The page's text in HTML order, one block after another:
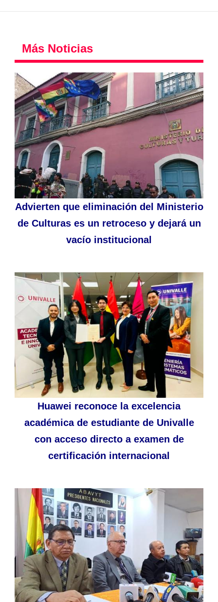
Más Noticias
Advierten que eliminación del Ministerio
de Culturas es un retroceso y dejará un
vacío institucional
Huawei reconoce la excelencia
académica de estudiante de Univalle
con acceso directo a examen de
certificación internacional